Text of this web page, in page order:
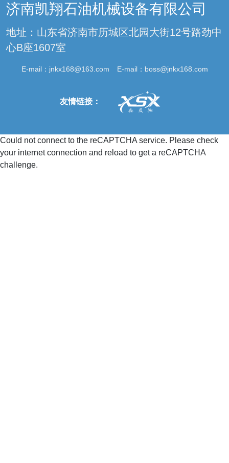
济南凯翔石油机械设备有限公司
地址：山东省济南市历城区北园大街12号路劲中
心B座1607室
E-mail： jnkx168@163.com E-mail： boss@jnkx168.com
友情链接：
Could not connect to the reCAPTCHA service. Please check
your internet connection and reload to get a reCAPTCHA
challenge.